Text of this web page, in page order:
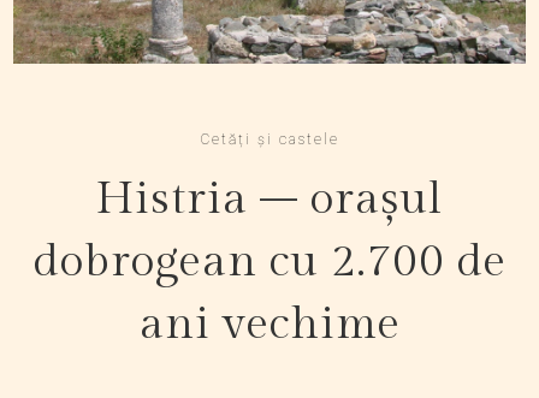
Cetăți și castele
Histria – orașul
dobrogean cu 2.700 de
ani vechime